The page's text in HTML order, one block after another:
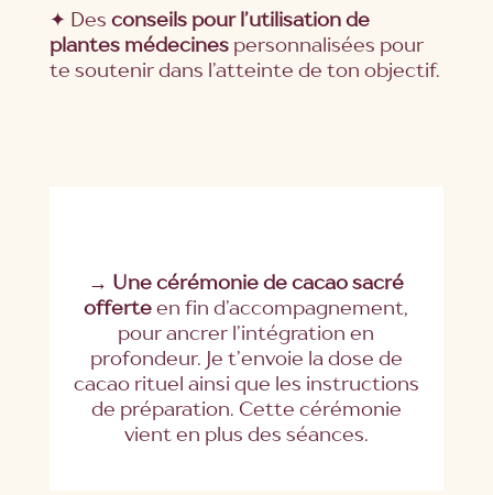
✦ Des conseils pour l’utilisation de
plantes médecinespersonnalisées pour
te soutenir dans l’atteinte de ton objectif.
→ Une cérémonie de cacao sacré
offerteen fin d’accompagnement,
pour ancrer l’intégration en
profondeur. Je t’envoie la dose de
cacao rituel ainsi que les instructions
de préparation. Cette cérémonie
vient en plus des séances.